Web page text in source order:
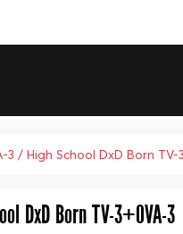
High School DxD Born TV-
DxD Born TV-3+OVA-3